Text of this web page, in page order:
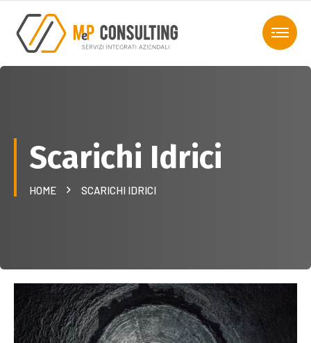
Scarichi Idrici
HOME SCARICHI IDRICI